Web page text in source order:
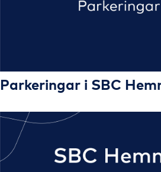
Parkeringar i SBC